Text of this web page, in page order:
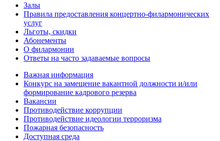
Залы
Правила предоставления концертно-филармонических
услуг
Льготы, скидки
Абонементы
О филармонии
Ответы на часто задаваемые вопросы
Важная информация
Конкурс на замещение вакантной должности и/или
формирование кадрового резерва
Вакансии
Противодействие коррупции
Противодействие идеологии терроризма
Пожарная безопасность
Доступная среда